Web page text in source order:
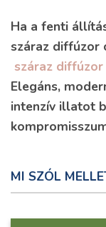
Ha a fenti
száraz diffúzor
száraz diffúzor
Elegáns,
intenzív illatot
MI SZÓL